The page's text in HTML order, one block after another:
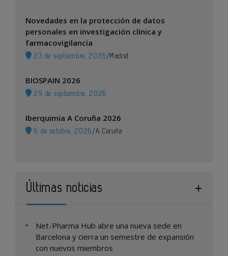
Novedades en la protección de datos
personales en investigación clínica y
farmacovigilancia
23 de septiembre, 2026 / Madrid
BIOSPAIN 2026
29 de septiembre, 2026
Iberquimia A Coruña 2026
6 de octubre, 2026 /A Coruña
Últimas noticias
Net-Pharma Hub abre una nueva sede en
Barcelona y cierra un semestre de expansión
con nuevos miembros